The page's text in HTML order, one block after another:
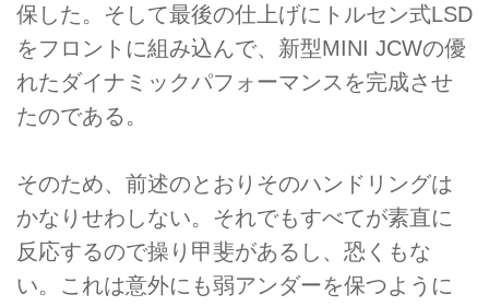
保した。そして最後の仕上げにトルセン式LSD
をフロントに組み込んで、新型MINI JCWの優
れたダイナミックパフォーマンスを完成させ
たのである。
そのため、前述のとおりそのハンドリングは
かなりせわしない。それでもすべてが素直に
反応するので操り甲斐があるし、恐くもな
い。これは意外にも弱アンダーを保つように